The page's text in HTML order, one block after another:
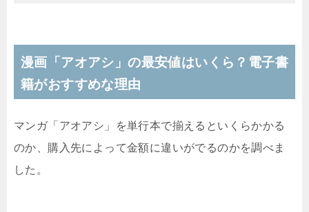
漫画「アオアシ」の最安値はいくら？電子書
籍がおすすめな理由
マンガ「アオアシ」を単行本で揃えるといくらかかる
のか、購入先によって金額に違いがでるのかを調べま
した。